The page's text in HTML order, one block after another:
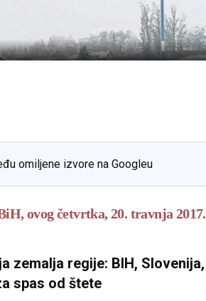
omiljene izvore na Googleu
ovog četvrtka, 20. travnja 2017.
zemalja regije: BIH, Slovenija,
spas od štete